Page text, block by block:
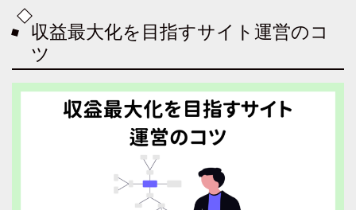
収益最大化を目指すサイト運営のコ
ツ